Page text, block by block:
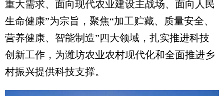
重大需求、面向现代农业建设主战场、面向人民
生命健康”为宗旨，聚焦“加工贮藏、质量安全、
营养健康、智能制造”四大领域，扎实推进科技
创新工作，为潍坊农业农村现代化和全面推进乡
村振兴提供科技支撑。